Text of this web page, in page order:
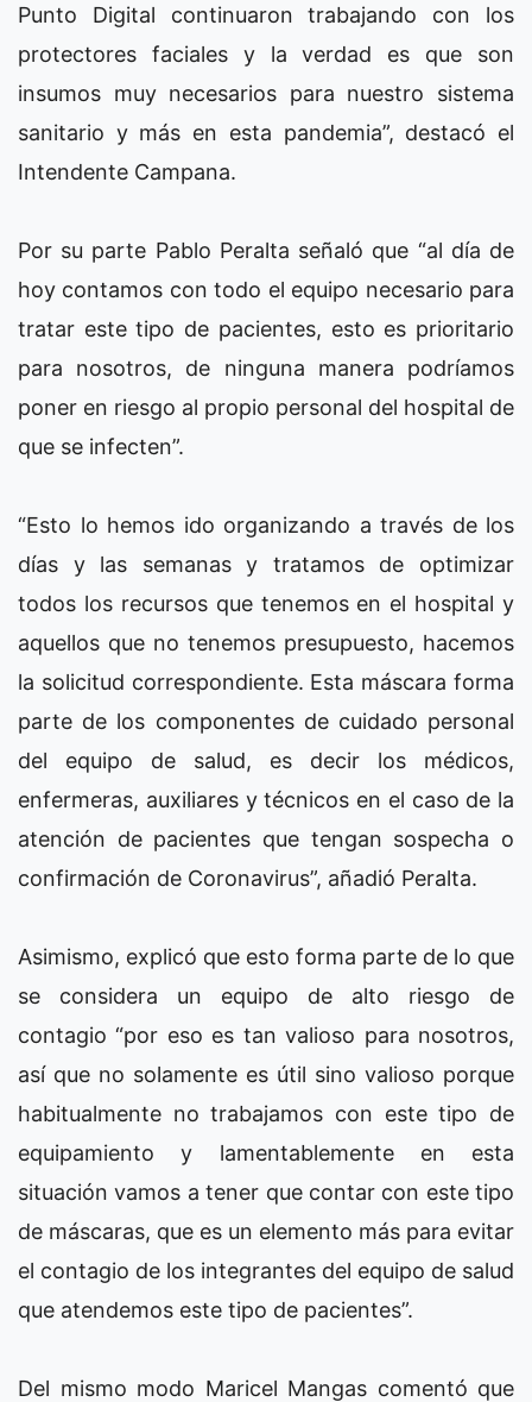
Punto Digital continuaron trabajando con los
protectores faciales y la verdad es que son
insumos muy necesarios para nuestro sistema
sanitario y más en esta pandemia”, destacó el
Intendente Campana.
Por su parte Pablo Peralta señaló que “al día de
hoy contamos con todo el equipo necesario para
tratar este tipo de pacientes, esto es prioritario
para nosotros, de ninguna manera podríamos
poner en riesgo al propio personal del hospital de
que se infecten”.
“Esto lo hemos ido organizando a través de los
días y las semanas y tratamos de optimizar
todos los recursos que tenemos en el hospital y
aquellos que no tenemos presupuesto, hacemos
la solicitud correspondiente. Esta máscara forma
parte de los componentes de cuidado personal
del equipo de salud, es decir los médicos,
enfermeras, auxiliares y técnicos en el caso de la
atención de pacientes que tengan sospecha o
confirmación de Coronavirus”, añadió Peralta.
Asimismo, explicó que esto forma parte de lo que
se considera un equipo de alto riesgo de
contagio “por eso es tan valioso para nosotros,
así que no solamente es útil sino valioso porque
habitualmente no trabajamos con este tipo de
equipamiento y lamentablemente en esta
situación vamos a tener que contar con este tipo
de máscaras, que es un elemento más para evitar
el contagio de los integrantes del equipo de salud
que atendemos este tipo de pacientes”.
Del mismo modo Maricel Mangas comentó que